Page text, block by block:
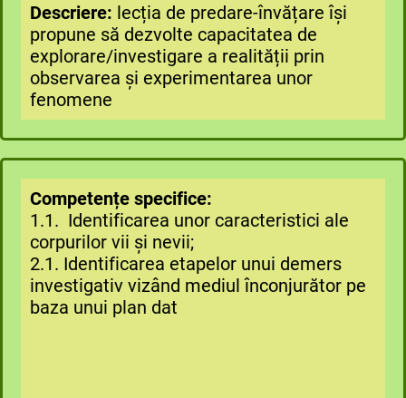
Descriere: lecția de predare-învățare își
propune să dezvolte capacitatea de
explorare/investigare a realității prin
observarea și experimentarea unor
fenomene
Competențe specifice:
1.1. Identificarea unor caracteristici ale
corpurilor vii și nevii;
2.1. Identificarea etapelor unui demers
investigativ vizând mediul înconjurător pe
baza unui plan dat